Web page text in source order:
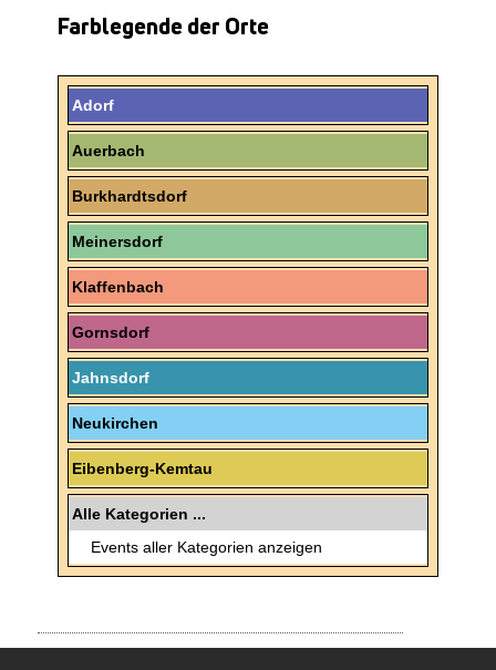
Farblegende der Orte
Adorf
Auerbach
Burkhardtsdorf
Meinersdorf
Klaffenbach
Gornsdorf
Jahnsdorf
Neukirchen
Eibenberg-Kemtau
Alle Kategorien ...
Events aller Kategorien anzeigen